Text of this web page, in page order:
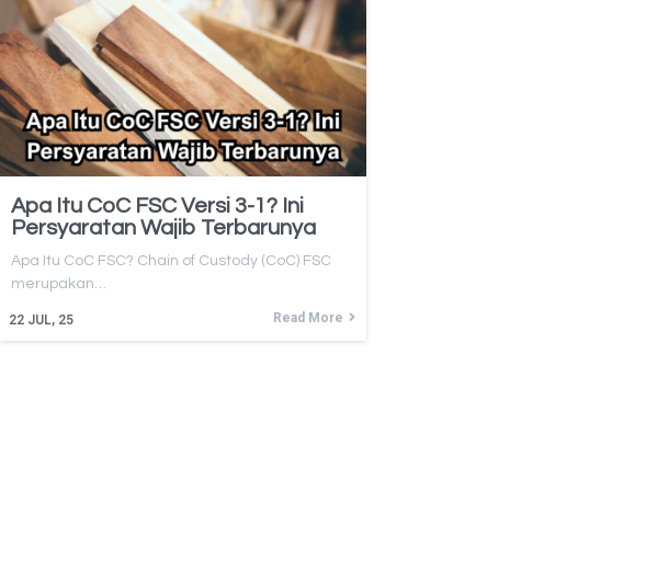
Apa Itu CoC FSC Versi 3-1? Ini
Persyaratan Wajib Terbarunya
22 JUL, 25
Apa Itu CoC FSC? Chain of Custody (CoC) FSC
merupakan…
Read More